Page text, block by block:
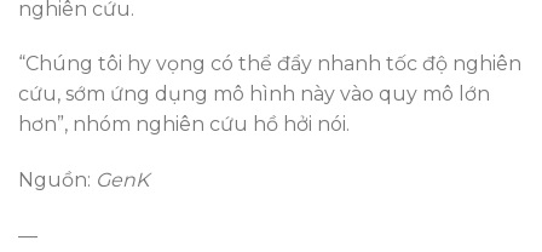
nghiên cứu.
“Chúng tôi hy vọng có thể đẩy nhanh tốc độ nghiên
cứu, sớm ứng dụng mô hình này vào quy mô lớn
hơn”, nhóm nghiên cứu hồ hởi nói.
Nguồn: GenK
—